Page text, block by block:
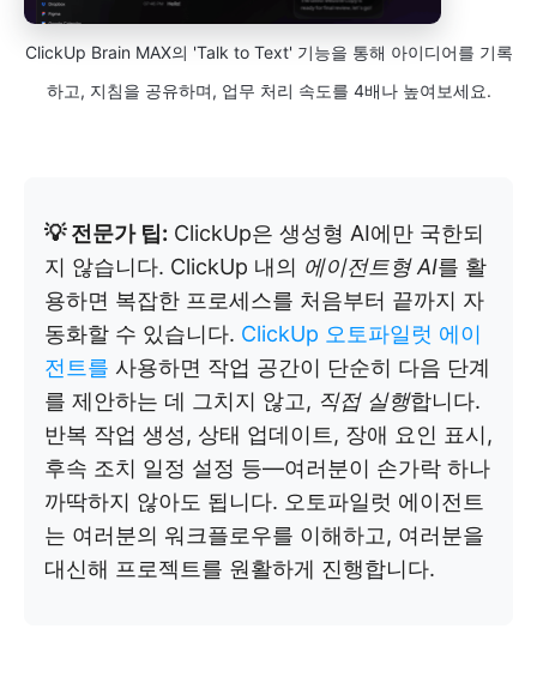
ClickUp Brain MAX의 'Talk to Text' 기능을 통해 아이디어를 기록
하고, 지침을 공유하며, 업무 처리 속도를 4배나 높여보세요.
💡 전문가 팁: ClickUp은 생성형 AI에만 국한되
지 않습니다. ClickUp 내의 에이전트형 AI를 활
용하면 복잡한 프로세스를 처음부터 끝까지 자
동화할 수 있습니다. ClickUp 오토파일럿 에이
전트를 사용하면 작업 공간이 단순히 다음 단계
를 제안하는 데 그치지 않고, 직접 실행합니다.
반복 작업 생성, 상태 업데이트, 장애 요인 표시,
후속 조치 일정 설정 등—여러분이 손가락 하나
까딱하지 않아도 됩니다. 오토파일럿 에이전트
는 여러분의 워크플로우를 이해하고, 여러분을
대신해 프로젝트를 원활하게 진행합니다.